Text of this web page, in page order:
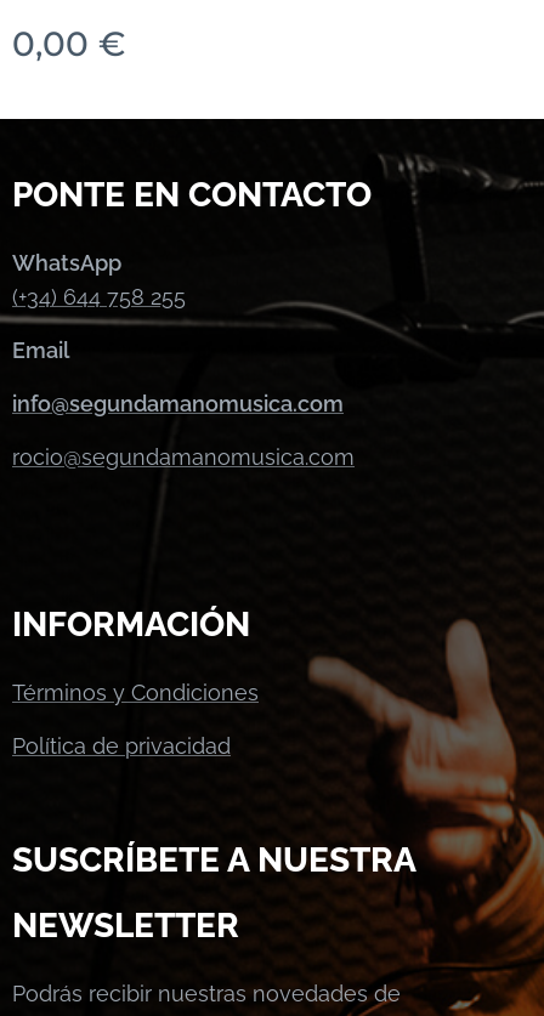
0,00 €
PONTE EN CONTACTO
WhatsApp
(+34) 644 758 255
Email
info@segundamanomusica.com
rocio@segundamanomusica.com
INFORMACIÓN
Términos y Condiciones
Política de privacidad
SUSCRÍBETE A NUESTRA
NEWSLETTER
Podrás recibir nuestras novedades de